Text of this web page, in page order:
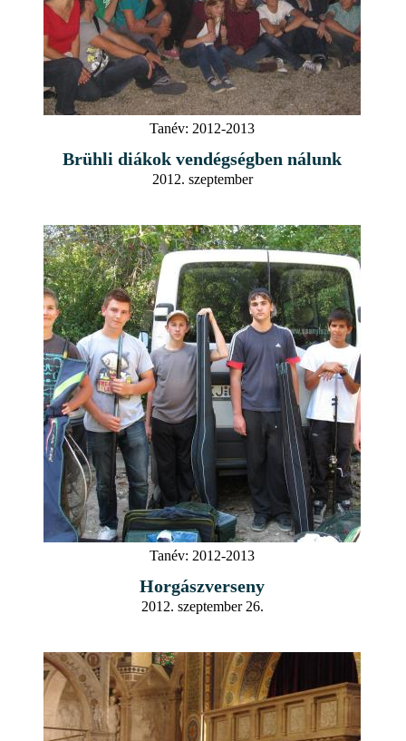
Tanév: 2012-2013
Brühli diákok vendégségben nálunk
2012. szeptember
Tanév: 2012-2013
Horgászverseny
2012. szeptember 26.